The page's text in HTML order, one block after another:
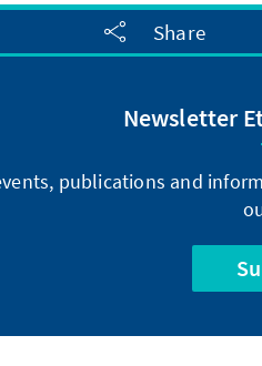
Share
Newsletter
publications and